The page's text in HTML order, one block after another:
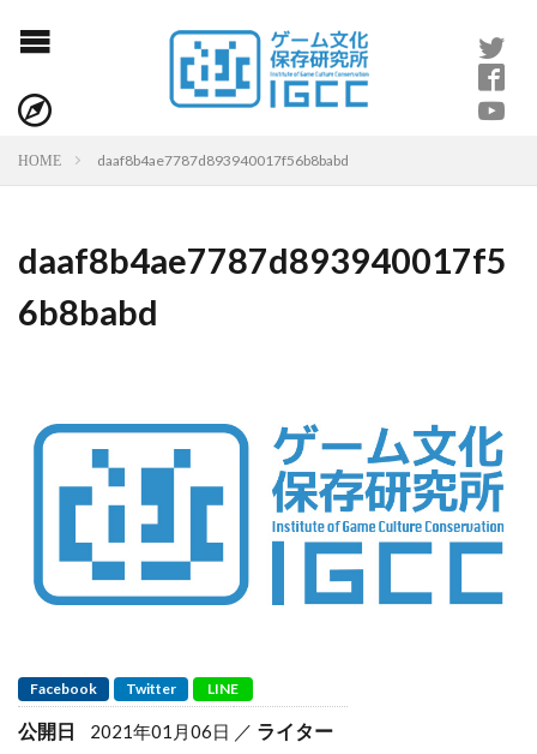
HOME daaf8b4ae7787d893940017f56b8babd
daaf8b4ae7787d893940017f5
6b8babd
Facebook Twitter LINE
公開日 2021年01月06日 ライター